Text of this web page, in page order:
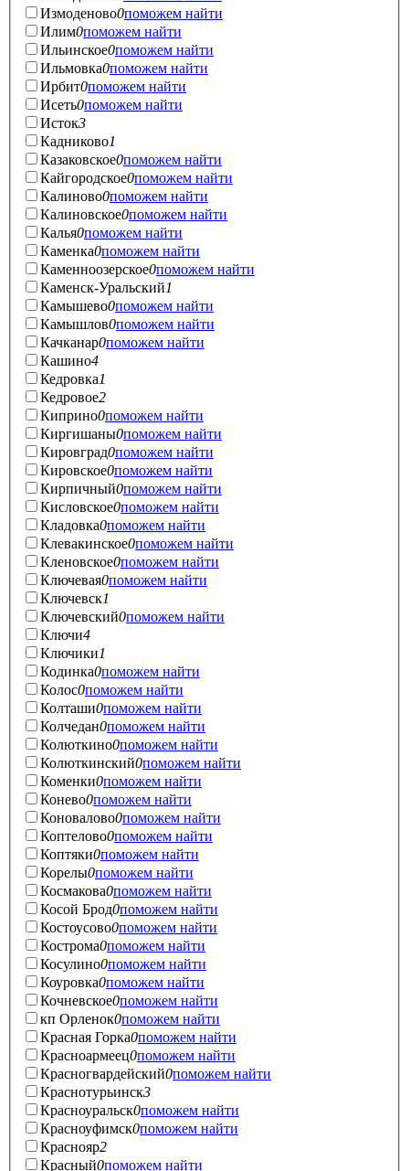
Измоденово0поможем найти
Илим0поможем найти
Ильинское0поможем найти
Ильмовка0поможем найти
Ирбит0поможем найти
Исеть0поможем найти
Исток3
Кадниково1
Казаковское0поможем найти
Кайгородское0поможем найти
Калиново0поможем найти
Калиновское0поможем найти
Калья0поможем найти
Каменка0поможем найти
Каменноозерское0поможем найти
Каменск-Уральский1
Камышево0поможем найти
Камышлов0поможем найти
Качканар0поможем найти
Кашино4
Кедровка1
Кедровое2
Киприно0поможем найти
Киргишаны0поможем найти
Кировград0поможем найти
Кировское0поможем найти
Кирпичный0поможем найти
Кисловское0поможем найти
Кладовка0поможем найти
Клевакинское0поможем найти
Кленовское0поможем найти
Ключевая0поможем найти
Ключевск1
Ключевский0поможем найти
Ключи4
Ключики1
Кодинка0поможем найти
Колос0поможем найти
Колташи0поможем найти
Колчедан0поможем найти
Колюткино0поможем найти
Колюткинский0поможем найти
Коменки0поможем найти
Конево0поможем найти
Коновалово0поможем найти
Коптелово0поможем найти
Коптяки0поможем найти
Корелы0поможем найти
Космакова0поможем найти
Косой Брод0поможем найти
Костоусово0поможем найти
Кострома0поможем найти
Косулино0поможем найти
Коуровка0поможем найти
Кочневское0поможем найти
кп Орленок0поможем найти
Красная Горка0поможем найти
Красноармеец0поможем найти
Красногвардейский0поможем найти
Краснотурьинск3
Красноуральск0поможем найти
Красноуфимск0поможем найти
Краснояр2
Красный0поможем найти